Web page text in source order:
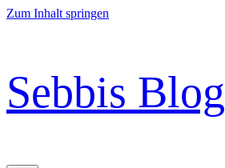
Zum Inhalt springen
Sebbis Blog